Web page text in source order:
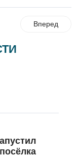
Вперед